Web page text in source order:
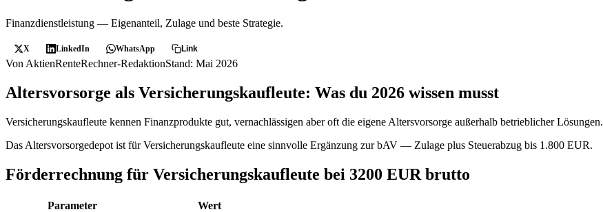
Finanzdienstleistung — Eigenanteil, Zulage und beste Strategie.
X LinkedIn WhatsApp Link
Von AktienRenteRechner-RedaktionStand: Mai 2026
Altersvorsorge als Versicherungskaufleute: Was du 2026 wissen musst
Versicherungskaufleute kennen Finanzprodukte gut, vernachlässigen aber oft die eigene Altersvorsorge außerhalb betrieblicher Lösungen.
Das Altersvorsorgedepot ist für Versicherungskaufleute eine sinnvolle Ergänzung zur bAV — Zulage plus Steuerabzug bis 1.800 EUR.
Förderrechnung für Versicherungskaufleute bei 3200 EUR brutto
Parameter
Wert